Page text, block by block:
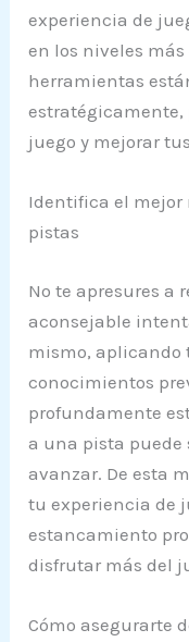
experiencia de
en los niveles
herramientas
juego y mejorar
Identifica el mejor
pistas
No te apresures a
aconsejable
mismo, aplicando
conocimientos
profundamente
a una pista puede
avanzar. De esta
tu experiencia de
estancamiento
disfrutar más del
Cómo asegurarte